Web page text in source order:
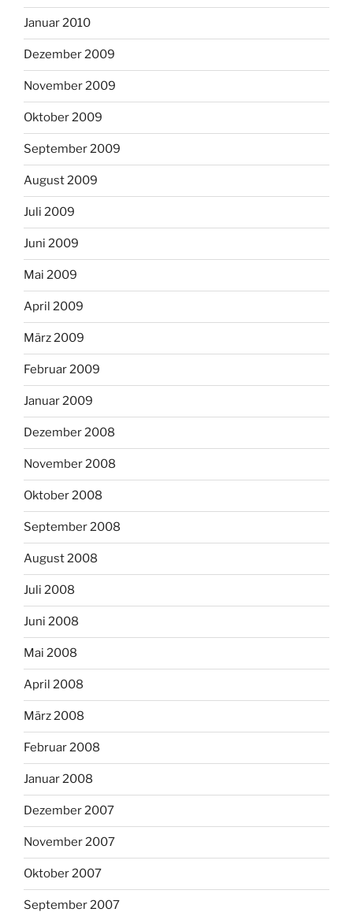
Januar 2010
Dezember 2009
November 2009
Oktober 2009
September 2009
August 2009
Juli 2009
Juni 2009
Mai 2009
April 2009
März 2009
Februar 2009
Januar 2009
Dezember 2008
November 2008
Oktober 2008
September 2008
August 2008
Juli 2008
Juni 2008
Mai 2008
April 2008
März 2008
Februar 2008
Januar 2008
Dezember 2007
November 2007
Oktober 2007
September 2007